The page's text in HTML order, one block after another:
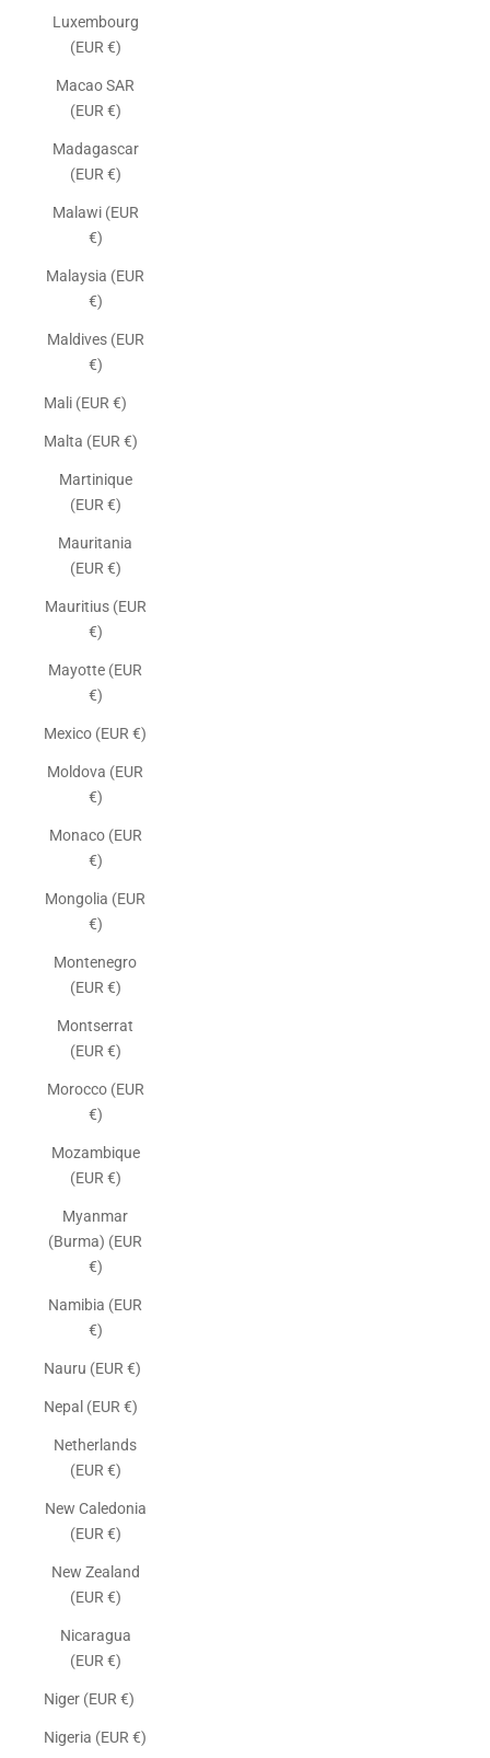
Luxembourg
(EUR €)
Macao SAR
(EUR €)
Madagascar
(EUR €)
Malawi (EUR
€)
Malaysia (EUR
€)
Maldives (EUR
€)
Mali (EUR €)
Malta (EUR €)
Martinique
(EUR €)
Mauritania
(EUR €)
Mauritius (EUR
€)
Mayotte (EUR
€)
Mexico (EUR €)
Moldova (EUR
€)
Monaco (EUR
€)
Mongolia (EUR
€)
Montenegro
(EUR €)
Montserrat
(EUR €)
Morocco (EUR
€)
Mozambique
(EUR €)
Myanmar
(Burma) (EUR
€)
Namibia (EUR
€)
Nauru (EUR €)
Nepal (EUR €)
Netherlands
(EUR €)
New Caledonia
(EUR €)
New Zealand
(EUR €)
Nicaragua
(EUR €)
Niger (EUR €)
Nigeria (EUR €)